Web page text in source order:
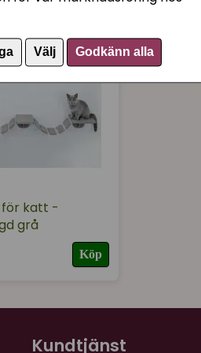
Välj Godkänn alla
han skulle göra. Nu är
för katt -
grå
Köp
Kundtjänst